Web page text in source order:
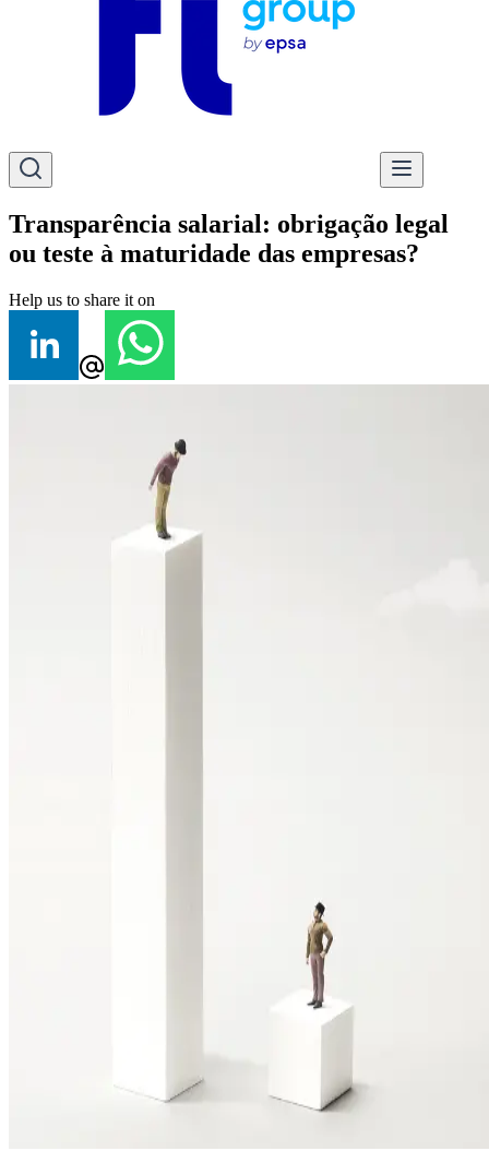
Transparência salarial: obrigação legal
ou teste à maturidade das empresas?
Help us to share it on